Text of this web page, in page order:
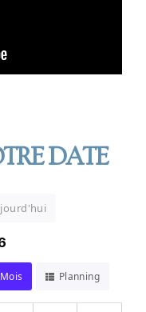
DATE
Mois Planning